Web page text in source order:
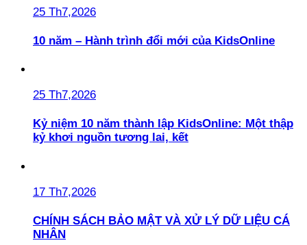
25 Th7,2026
10 năm – Hành trình đổi mới của KidsOnline
25 Th7,2026
Kỷ niệm 10 năm thành lập KidsOnline: Một thập
kỷ khơi nguồn tương lai, kết
17 Th7,2026
CHÍNH SÁCH BẢO MẬT VÀ XỬ LÝ DỮ LIỆU CÁ
NHÂN